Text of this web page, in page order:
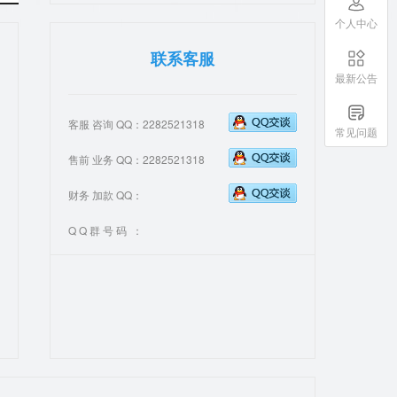
联系客服
客服 咨询 QQ：2282521318
售前 业务 QQ：2282521318
财务 加款 QQ：
Q Q 群 号 码 ：
个人中心
最新公告
常见问题